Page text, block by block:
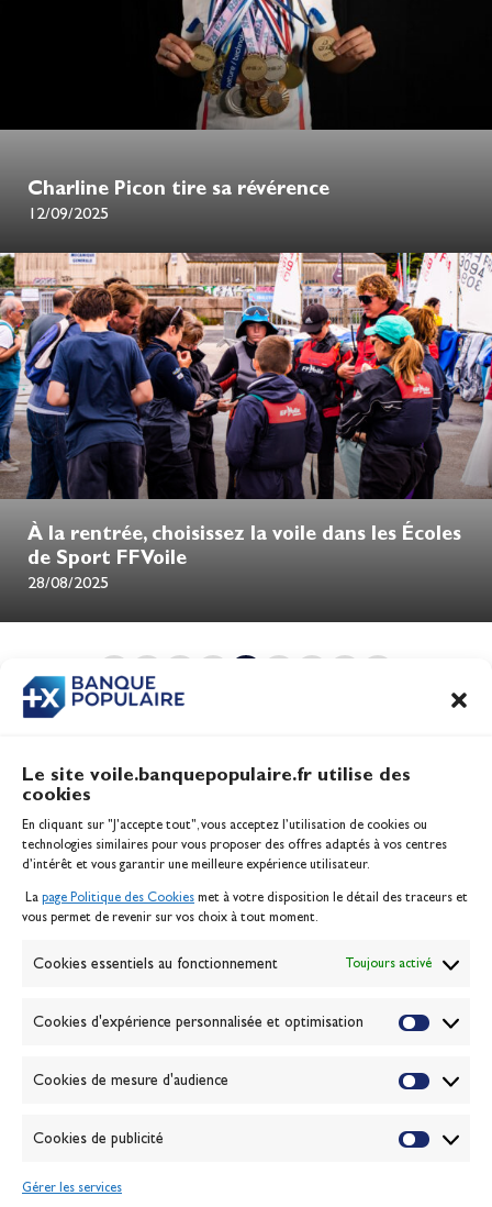
Le site voile.banquepopulaire.fr utilise des
cookies
En cliquant sur "J'accepte tout", vous acceptez l’utilisation de cookies ou
technologies similaires pour vous proposer des offres adaptés à vos centres
d’intérêt et vous garantir une meilleure expérience utilisateur.
La page Politique des Cookies met à votre disposition le détail des traceurs et
vous permet de revenir sur vos choix à tout moment.
Cookies essentiels au fonctionnement Toujours activé
Cookies d'expérience personnalisée et optimisation
Cookies de mesure d'audience
Cookies de publicité
Gérer les services
Charline Picon tire sa révérence
12/09/2025
À la rentrée, choisissez la voile dans les Écoles
de Sport FFVoile
28/08/2025
1 …
Inscription serveur média
Contact
Politique des cookies
Banque de la voile
Passion Voile TV
ABONNEZ-VOUS